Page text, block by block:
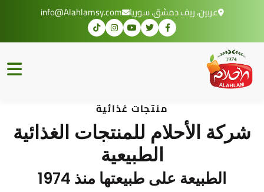
عربين، ريف دمشق، سوريا info@Alahlamsy.com
منتجات غذائية
شركة الأحلام للمنتجات الغذائية
الطبيعية
الطبيعة على طبيعتها منذ 1974